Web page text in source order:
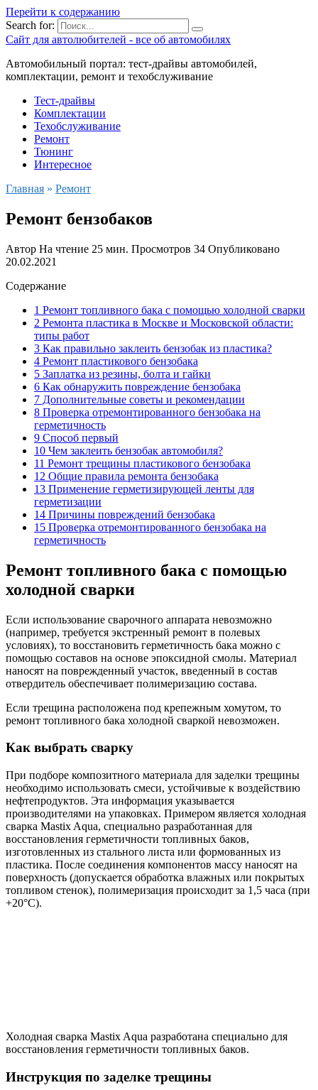
Перейти к содержанию
Search for:
Сайт для автолюбителей - все об автомобилях
Автомобильный портал: тест-драйвы автомобилей,
комплектации, ремонт и техобслуживание
Тест-драйвы
Комплектации
Техобслуживание
Ремонт
Тюнинг
Интересное
Главная » Ремонт
Ремонт бензобаков
Автор На чтение 25 мин. Просмотров 34 Опубликовано
20.02.2021
Содержание
1 Ремонт топливного бака с помощью холодной сварки
2 Ремонта пластика в Москве и Московской области:
типы работ
3 Как правильно заклеить бензобак из пластика?
4 Ремонт пластикового бензобака
5 Заплатка из резины, болта и гайки
6 Как обнаружить повреждение бензобака
7 Дополнительные советы и рекомендации
8 Проверка отремонтированного бензобака на
герметичность
9 Способ первый
10 Чем заклеить бензобак автомобиля?
11 Ремонт трещины пластикового бензобака
12 Общие правила ремонта бензобака
13 Применение герметизирующей ленты для
герметизации
14 Причины повреждений бензобака
15 Проверка отремонтированного бензобака на
герметичность
Ремонт топливного бака с помощью
холодной сварки
Если использование сварочного аппарата невозможно
(например, требуется экстренный ремонт в полевых
условиях), то восстановить герметичность бака можно с
помощью составов на основе эпоксидной смолы. Материал
наносят на поврежденный участок, введенный в состав
отвердитель обеспечивает полимеризацию состава.
Если трещина расположена под крепежным хомутом, то
ремонт топливного бака холодной сваркой невозможен.
Как выбрать сварку
При подборе композитного материала для заделки трещины
необходимо использовать смеси, устойчивые к воздействию
нефтепродуктов. Эта информация указывается
производителями на упаковках. Примером является холодная
сварка Mastix Aqua, специально разработанная для
восстановления герметичности топливных баков,
изготовленных из стального листа или формованных из
пластика. После соединения компонентов массу наносят на
поверхность (допускается обработка влажных или покрытых
топливом стенок), полимеризация происходит за 1,5 часа (при
+20°С).
Холодная сварка Mastix Aqua разработана специально для
восстановления герметичности топливных баков.
Инструкция по заделке трещины